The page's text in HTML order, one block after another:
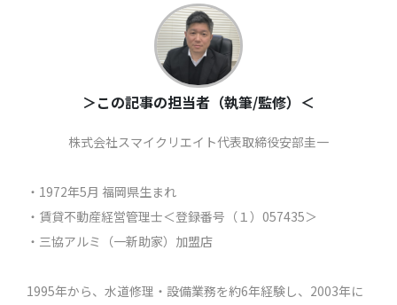
＞この記事の担当者（執筆/監修）＜
株式会社スマイクリエイト代表取締役安部圭一
・1972年5月 福岡県生まれ
・賃貸不動産経営管理士＜登録番号（１）057435＞
・三協アルミ（一新助家）加盟店
1995年から、水道修理・設備業務を約6年経験し、2003年に